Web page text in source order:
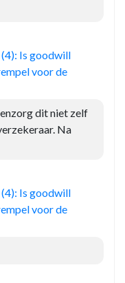
Is goodwill
voor de
dit niet zelf
Na
Is goodwill
voor de